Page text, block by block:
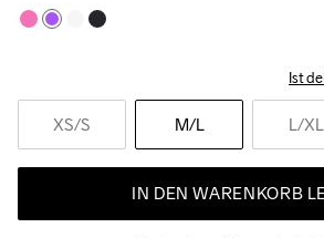
Ist
XS/S M/L L/XL
IN DEN WARENKORB